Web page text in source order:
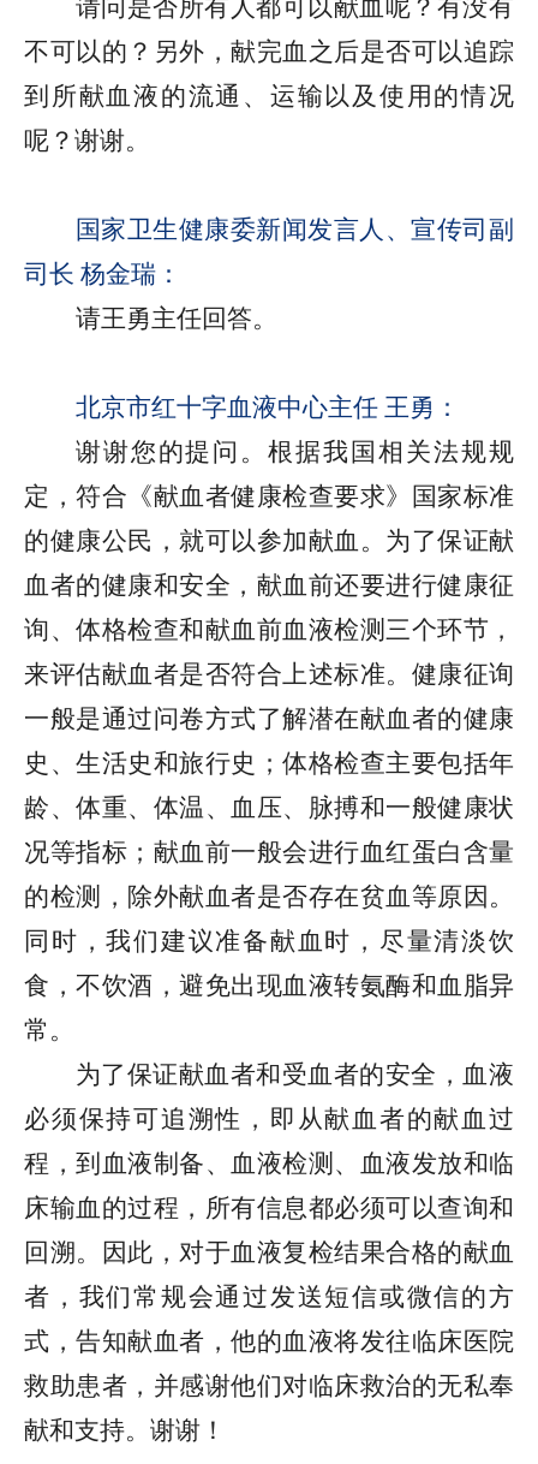
请问是否所有人都可以献血呢？有没有
不可以的？另外，献完血之后是否可以追踪
到所献血液的流通、运输以及使用的情况
呢？谢谢。
国家卫生健康委新闻发言人、宣传司副
司长 杨金瑞：
请王勇主任回答。
北京市红十字血液中心主任 王勇：
谢谢您的提问。根据我国相关法规规
定，符合《献血者健康检查要求》国家标准
的健康公民，就可以参加献血。为了保证献
血者的健康和安全，献血前还要进行健康征
询、体格检查和献血前血液检测三个环节，
来评估献血者是否符合上述标准。健康征询
一般是通过问卷方式了解潜在献血者的健康
史、生活史和旅行史；体格检查主要包括年
龄、体重、体温、血压、脉搏和一般健康状
况等指标；献血前一般会进行血红蛋白含量
的检测，除外献血者是否存在贫血等原因。
同时，我们建议准备献血时，尽量清淡饮
食，不饮酒，避免出现血液转氨酶和血脂异
常。
为了保证献血者和受血者的安全，血液
必须保持可追溯性，即从献血者的献血过
程，到血液制备、血液检测、血液发放和临
床输血的过程，所有信息都必须可以查询和
回溯。因此，对于血液复检结果合格的献血
者，我们常规会通过发送短信或微信的方
式，告知献血者，他的血液将发往临床医院
救助患者，并感谢他们对临床救治的无私奉
献和支持。谢谢！